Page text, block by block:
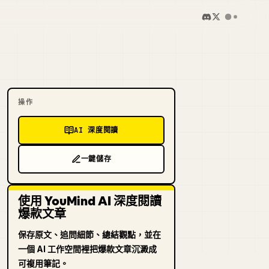
操作
AI 深度閱讀
一鍵儲存
使用 YouMind AI 深度閱讀
爆款文章
保存原文、追問細節、總結觀點，並在
一個 AI 工作空間裡把爆款文章沉澱成
可複用筆記。